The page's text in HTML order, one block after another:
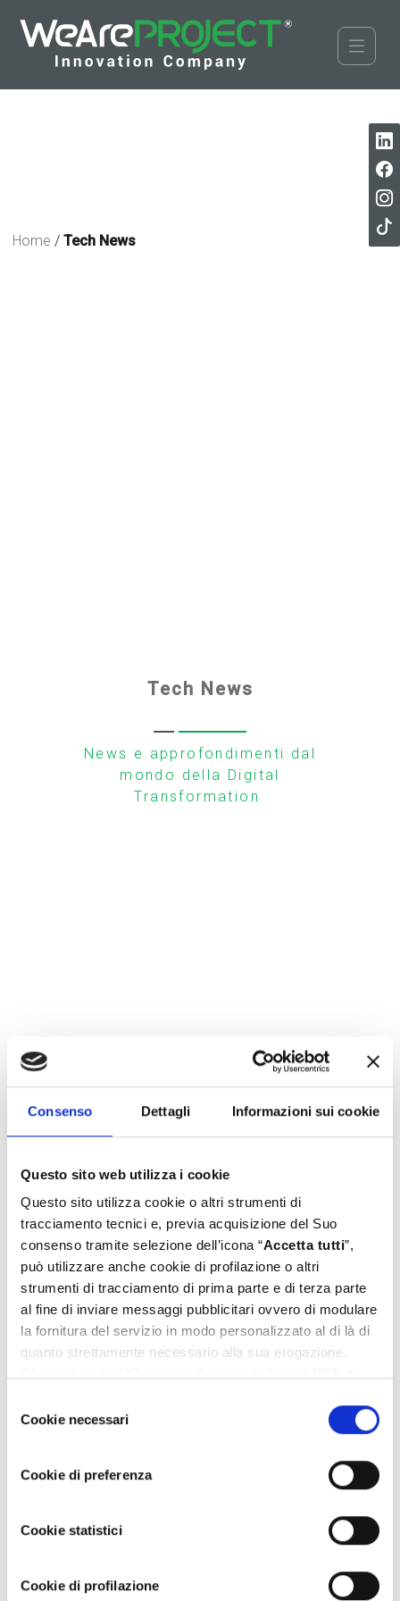
Consenso Dettagli Informazioni sui cookie
Questo sito web utilizza i cookie
Questo sito utilizza cookie o altri strumenti di
tracciamento tecnici e, previa acquisizione del Suo
consenso tramite selezione dell’icona “Accetta tutti”,
può utilizzare anche cookie di profilazione o altri
strumenti di tracciamento di prima parte e di terza parte
al fine di inviare messaggi pubblicitari ovvero di modulare
la fornitura del servizio in modo personalizzato al di là di
quanto strettamente necessario alla sua erogazione.
cookie diversi da quelli tecnici. Se invece vuole
personalizzare le Sue scelte può selezionare i cookie
diversi da quelli tecnici e successivamente cliccare su
“Accetta selezionati”. Ulteriori informazioni sono
delCookie necessari
Cookie di preferenza
Cookie statistici
Cookie di profilazione
Home / Tech News
Tech News
News e approfondimenti dal
mondo della Digital
Transformation
AI nel business: trend 2026, casi d’uso e